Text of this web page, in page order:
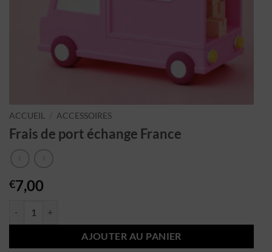
ACCUEIL ACCESSOIRES
Frais de port échange France
€7,00
AJOUTER AU PANIER